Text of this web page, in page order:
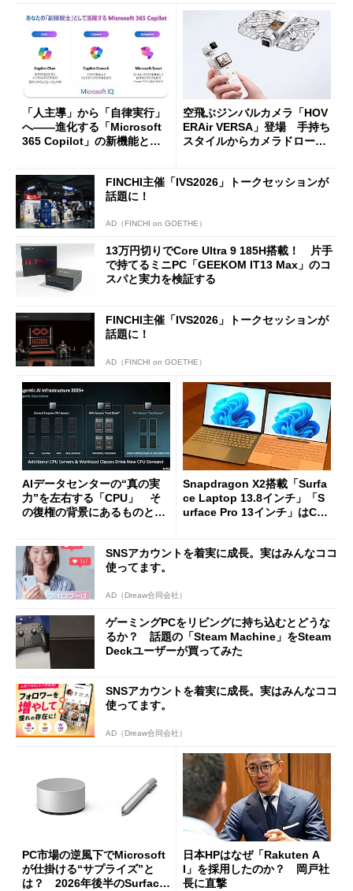
「人主導」から「自律実行」
へ――進化する「Microsoft
365 Copilot」の新機能とエ
空飛ぶジンバルカメラ「HOV
ERAir VERSA」登場 手持ち
スタイルからカメラドローン
FINCHI主催「IVS2026」トークセッションが
話題に！
AD（FINCHI on GOETHE）
13万円切りでCore Ultra 9 185H搭載！ 片手
で持てるミニPC「GEEKOM IT13 Max」のコ
スパと実力を検証する
FINCHI主催「IVS2026」トークセッションが
話題に！
AD（FINCHI on GOETHE）
AIデータセンターの“真の実
力”を左右する「CPU」 そ
の復権の背景にあるものと
Snapdragon X2搭載「Surfa
ce Laptop 13.8インチ」「S
urface Pro 13インチ」はCop
た
SNSアカウントを着実に成長。実はみんなココ
使ってます。
AD（Dreaw合同会社）
ゲーミングPCをリビングに持ち込むとどうな
るか？ 話題の「Steam Machine」をSteam
Deckユーザーが買ってみた
SNSアカウントを着実に成長。実はみんなココ
使ってます。
AD（Dreaw合同会社）
PC市場の逆風下でMicrosoft
が仕掛ける“サプライズ”と
は？ 2026年後半のSurface
日本HPはなぜ「Rakuten A
I」を採用したのか？ 岡戸社
長に直撃